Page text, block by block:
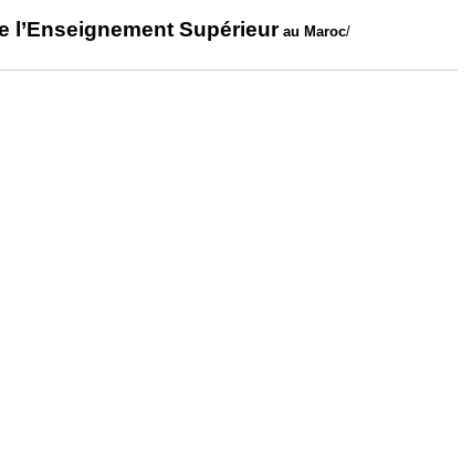
l’Enseignement Supérieurau Maroc/